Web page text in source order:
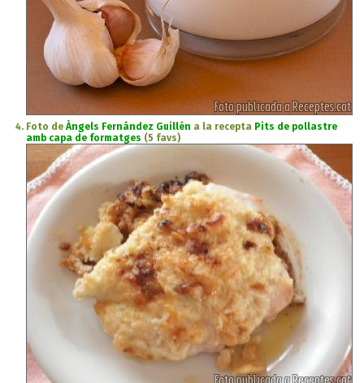
Foto de Àngels Fernández Guillén a la recepta Pits de pollastre
amb capa de formatges (5 favs)